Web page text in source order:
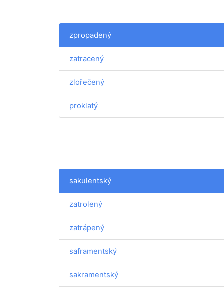
zpropadený
zatracený
zlořečený
proklatý
sakulentský
zatrolený
zatrápený
saframentský
sakramentský